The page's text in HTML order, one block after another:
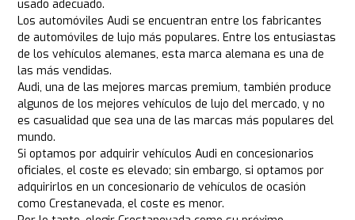
usado adecuado.
Los automóviles Audi se encuentran entre los fabricantes
de automóviles de lujo más populares. Entre los entusiastas
de los vehículos alemanes, esta marca alemana es una de
las más vendidas.
Audi, una de las mejores marcas premium, también produce
algunos de los mejores vehículos de lujo del mercado, y no
es casualidad que sea una de las marcas más populares del
mundo.
Si optamos por adquirir vehículos Audi en concesionarios
oficiales, el coste es elevado; sin embargo, si optamos por
adquirirlos en un concesionario de vehículos de ocasión
como Crestanevada, el coste es menor.